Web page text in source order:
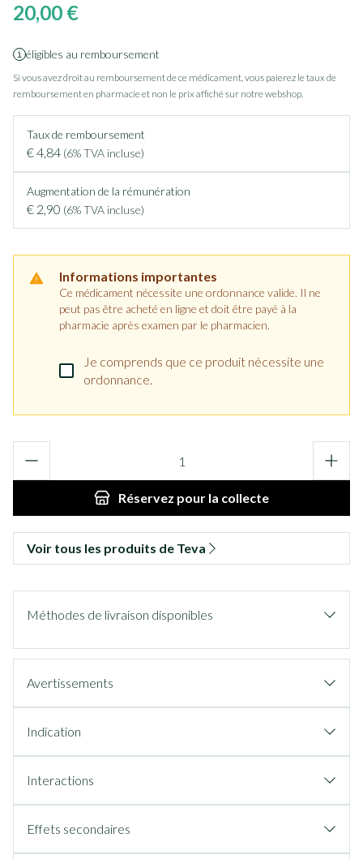
20,00 €
éligibles au remboursement
Si vous avez droit au remboursement de ce médicament, vous paierez le taux de
remboursement en pharmacie et non le prix affiché sur notre webshop.
Taux de remboursement
€ 4,84 (6% TVA incluse)
Augmentation de la rémunération
€ 2,90 (6% TVA incluse)
Informations importantes
Ce médicament nécessite une ordonnance valide. Il ne
peut pas être acheté en ligne et doit être payé à la
pharmacie après examen par le pharmacien.
Je comprends que ce produit nécessite une
ordonnance.
Réservez pour la collecte
Voir tous les produits de Teva
Méthodes de livraison disponibles
Avertissements
Indication
Interactions
Effets secondaires